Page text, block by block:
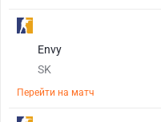
Envy
SK
Перейти на матч